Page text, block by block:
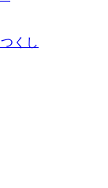
くし